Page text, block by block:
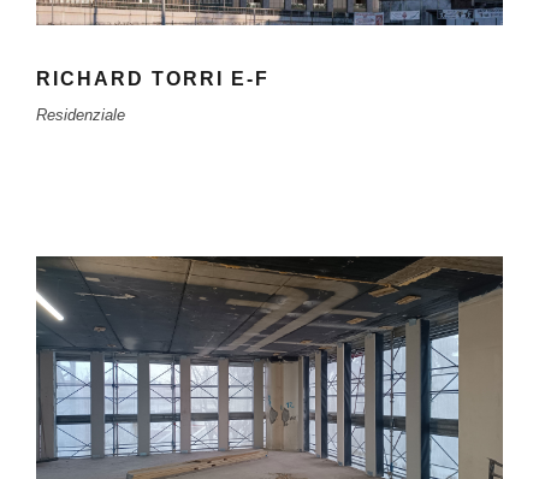
RICHARD TORRI E-F
Residenziale